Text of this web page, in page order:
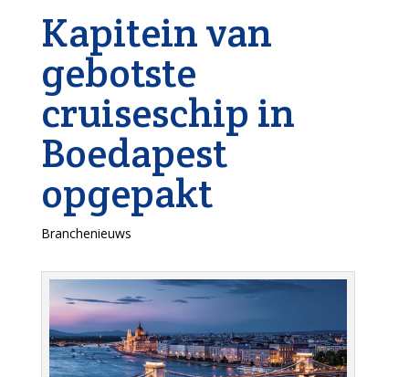
Kapitein van
gebotste
cruiseschip in
Boedapest
opgepakt
Branchenieuws